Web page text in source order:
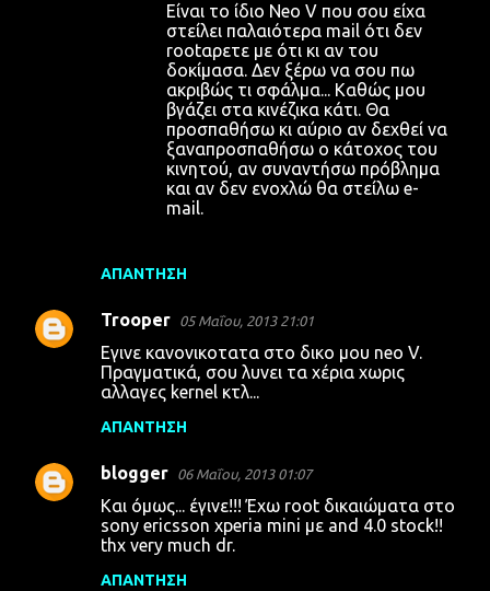
ΑΠΆΝΤΗΣΗ
Είναι το ίδιο Neo V που σου είχα
στείλει παλαιότερα mail ότι δεν
rootαρετε με ότι κι αν του
δοκίμασα. Δεν ξέρω να σου πω
ακριβώς τι σφάλμα... Καθώς μου
βγάζει στα κινέζικα κάτι. Θα
προσπαθήσω κι αύριο αν δεχθεί να
ξαναπροσπαθήσω ο κάτοχος του
κινητού, αν συναντήσω πρόβλημα
και αν δεν ενοχλώ θα στείλω e-
mail.
Trooper 05 Μαΐου, 2013 21:01
Εγινε κανονικοτατα στο δικο μου neo V.
Πραγματικά, σου λυνει τα χέρια χωρις
αλλαγες kernel κτλ...
ΑΠΆΝΤΗΣΗ
blogger 06 Μαΐου, 2013 01:07
Και όμως... έγινε!!! Έχω root δικαιώματα στο
sony ericsson xperia mini με and 4.0 stock!!
thx very much dr.
ΑΠΆΝΤΗΣΗ